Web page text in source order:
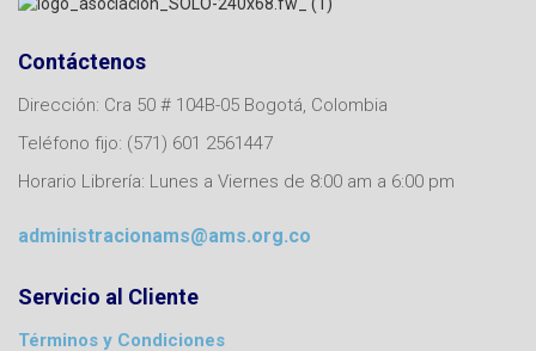
Contáctenos
Dirección: Cra 50 # 104B-05 Bogotá, Colombia
Teléfono fijo: (571) 601 2561447
Horario Librería: Lunes a Viernes de 8:00 am a 6:00 pm
administracionams@ams.org.co
Servicio al Cliente
Términos y Condiciones